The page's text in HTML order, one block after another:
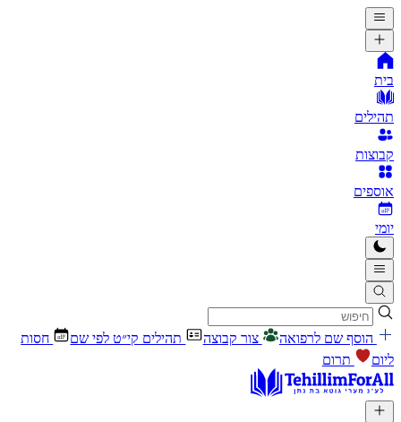
בית
תהילים
קבוצות
אוספים
יומי
הוסף שם לרפואה צור קבוצה תהילים קי״ט לפי שם
חסות
ליום
תרום